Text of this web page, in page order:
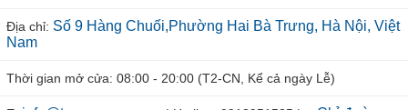
Địa chỉ: Số 9 Hàng Chuối,Phường Hai Bà Trưng, Hà Nội, Việt
Nam
Thời gian mở cửa: 08:00 - 20:00 (T2-CN, Kể cả ngày Lễ)